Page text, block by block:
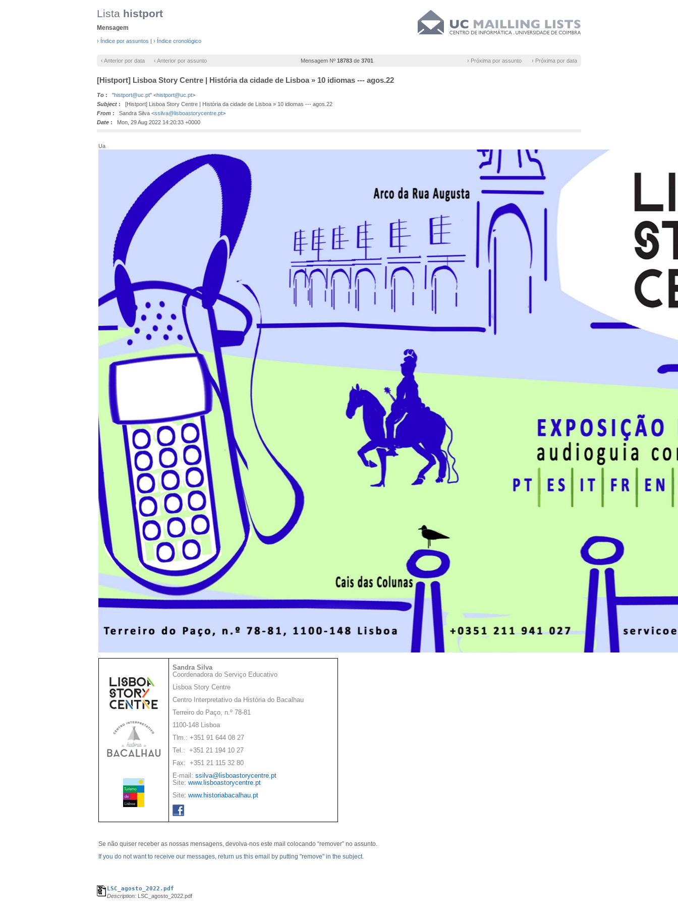
Lista histport
Mensagem
› Índice por assuntos | › Índice cronológico
‹ Anterior por data ‹ Anterior por assunto Mensagem Nº 18783 de 3701 › Próxima por assunto › Próxima por data
[Histport] Lisboa Story Centre | História da cidade de Lisboa » 10 idiomas --- agos.22
To : "histport@uc.pt" <histport@uc.pt>
Subject : [Histport] Lisboa Story Centre | História da cidade de Lisboa » 10 idiomas --- agos.22
From : Sandra Silva <ssilva@lisboastorycentre.pt>
Date : Mon, 29 Aug 2022 14:20:33 +0000
Ua
Sandra Silva
Coordenadora do Serviço Educativo
Lisboa Story Centre
Centro Interpretativo da História do Bacalhau
Terreiro do Paço, n.º 78-81
1100-148 Lisboa
Tlm.: +351 91 644 08 27
Tel.: +351 21 194 10 27
Fax: +351 21 115 32 80
E-mail:ssilva@lisboastorycentre.pt
Site:www.lisboastorycentre.pt
Site:www.historiabacalhau.pt
Se não quiser receber as nossas mensagens, devolva-nos este mail colocando “remover” no assunto.
If you do not want to receive our messages, return us this email by putting "remove" in the subject.
LSC_agosto_2022.pdf
Description: LSC_agosto_2022.pdf